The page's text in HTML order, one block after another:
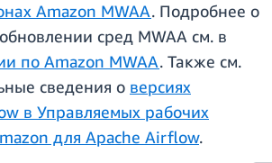
Amazon MWAA. Подробнее о
сред MWAA см. в
по Amazon MWAA. Также см.
сведения о версиях
в Управляемых рабочих
для Apache Airflow.